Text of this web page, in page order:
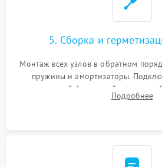
5. Сборка и
Монтаж всех узлов в обратном
пружины и амортизаторы.
надежной фиксацией хомутами.
герметиком для предотвращения
Подробнее